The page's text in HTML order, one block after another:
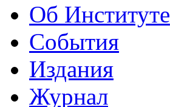
Об Институте
События
Издания
Журнал